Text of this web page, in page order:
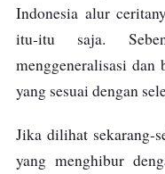
Indonesia alur
itu-itu saja.
menggeneralisasi
yang sesuai dengan
Jika dilihat sekarang-
yang menghibur